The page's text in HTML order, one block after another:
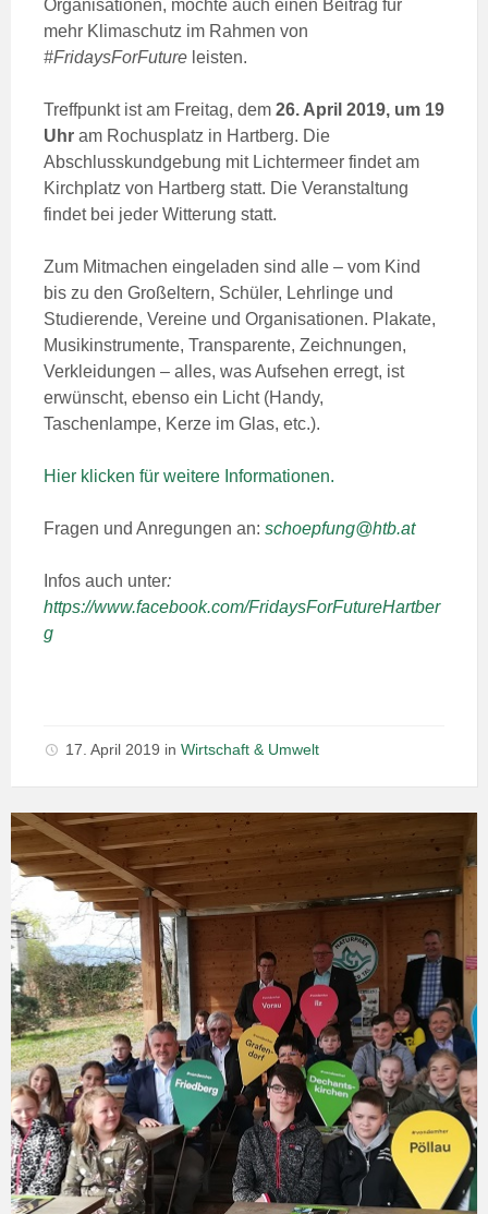
Organisationen, möchte auch einen Beitrag für
mehr Klimaschutz im Rahmen von
#FridaysForFuture leisten.
Treffpunkt ist am Freitag, dem 26. April 2019, um 19
Uhr am Rochusplatz in Hartberg. Die
Abschlusskundgebung mit Lichtermeer findet am
Kirchplatz von Hartberg statt. Die Veranstaltung
findet bei jeder Witterung statt.
Zum Mitmachen eingeladen sind alle – vom Kind
bis zu den Großeltern, Schüler, Lehrlinge und
Studierende, Vereine und Organisationen. Plakate,
Musikinstrumente, Transparente, Zeichnungen,
Verkleidungen – alles, was Aufsehen erregt, ist
erwünscht, ebenso ein Licht (Handy,
Taschenlampe, Kerze im Glas, etc.).
Hier klicken für weitere Informationen.
Fragen und Anregungen an: schoepfung@htb.at
Infos auch unter:
https://www.facebook.com/FridaysForFutureHartber
g
17. April 2019 in Wirtschaft & Umwelt